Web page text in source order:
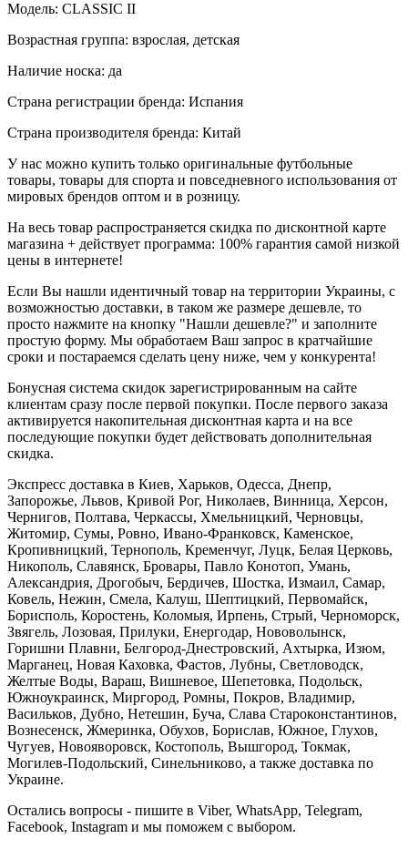
Модель: CLASSIC II
Возрастная группа: взрослая, детская
Наличие носка: да
Страна регистрации бренда: Испания
Страна производителя бренда: Китай
У нас можно купить только оригинальные футбольные
товары, товары для спорта и повседневного использования от
мировых брендов оптом и в розницу.
На весь товар распространяется скидка по дисконтной карте
магазина + действует программа: 100% гарантия самой низкой
цены в интернете!
Если Вы нашли идентичный товар на территории Украины, с
возможностью доставки, в таком же размере дешевле, то
просто нажмите на кнопку "Нашли дешевле?" и заполните
простую форму. Мы обработаем Ваш запрос в кратчайшие
сроки и постараемся сделать цену ниже, чем у конкурента!
Бонусная система скидок зарегистрированным на сайте
клиентам сразу после первой покупки. После первого заказа
активируется накопительная дисконтная карта и на все
последующие покупки будет действовать дополнительная
скидка.
Экспресс доставка в Киев, Харьков, Одесса, Днепр,
Запорожье, Львов, Кривой Рог, Николаев, Винница, Херсон,
Чернигов, Полтава, Черкассы, Хмельницкий, Черновцы,
Житомир, Сумы, Ровно, Ивано-Франковск, Каменское,
Кропивницкий, Тернополь, Кременчуг, Луцк, Белая Церковь,
Никополь, Славянск, Бровары, Павло Конотоп, Умань,
Александрия, Дрогобыч, Бердичев, Шостка, Измаил, Самар,
Ковель, Нежин, Смела, Калуш, Шептицкий, Первомайск,
Борисполь, Коростень, Коломыя, Ирпень, Стрый, Черноморск,
Звягель, Лозовая, Прилуки, Енергодар, Нововолынск,
Горишни Плавни, Белгород-Днестровский, Ахтырка, Изюм,
Марганец, Новая Каховка, Фастов, Лубны, Светловодск,
Желтые Воды, Вараш, Вишневое, Шепетовка, Подольск,
Южноукраинск, Миргород, Ромны, Покров, Владимир,
Васильков, Дубно, Нетешин, Буча, Слава Староконстантинов,
Вознесенск, Жмеринка, Обухов, Борислав, Южное, Глухов,
Чугуев, Новояворовск, Костополь, Вышгород, Токмак,
Могилев-Подольский, Синельниково, а также доставка по
Украине.
Остались вопросы - пишите в Viber, WhatsApp, Telegram,
Facebook, Instagram и мы поможем с выбором.